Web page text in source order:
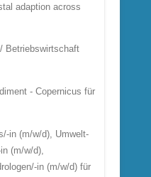
adaption across
Betriebswirtschaft
- Copernicus für
in (m/w/d), Umwelt-
(m/w/d),
in (m/w/d) für